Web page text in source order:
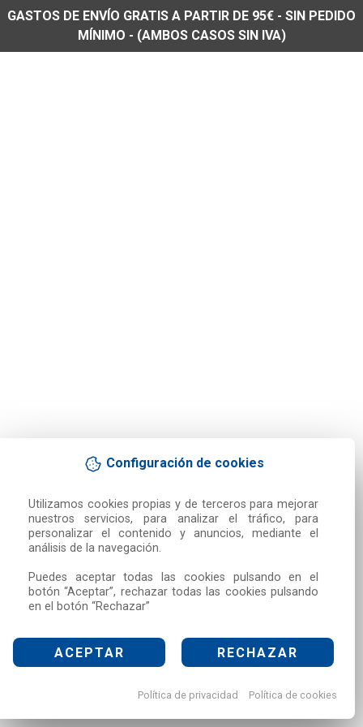
Configuración de cookies
Utilizamos cookies propias y de terceros para mejorar
nuestros servicios, para analizar el tráfico, para
personalizar el contenido y anuncios, mediante el
análisis de la navegación.
Puedes aceptar todas las cookies pulsando en el
botón “Aceptar”, rechazar todas las cookies pulsando
en el botón “Rechazar”
ACEPTAR RECHAZAR
Política de privacidad Política de cookies
GASTOS DE ENVÍO GRATIS A PARTIR DE 95€ - SIN PEDIDO
MÍNIMO - (AMBOS CASOS SIN IVA)